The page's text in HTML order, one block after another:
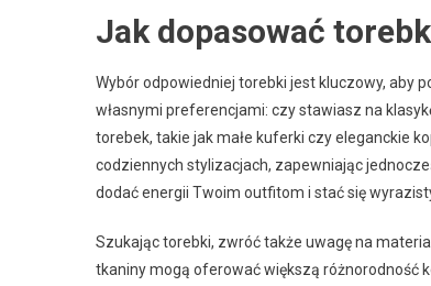
Jak dopasować
Wybór odpowiedniej torebki jest kluczowy, aby
własnymi preferencjami: czy stawiasz na
torebek, takie jak małe kuferki czy eleganckie
codziennych stylizacjach, zapewniając
dodać energii Twoim outfitom i stać się
Szukając torebki, zwróć także uwagę na
tkaniny mogą oferować większą różnorodność